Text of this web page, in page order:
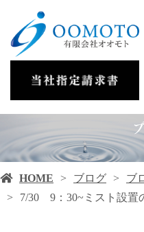
HOME ブログ
ブ
7/30 9：30~ミスト設置